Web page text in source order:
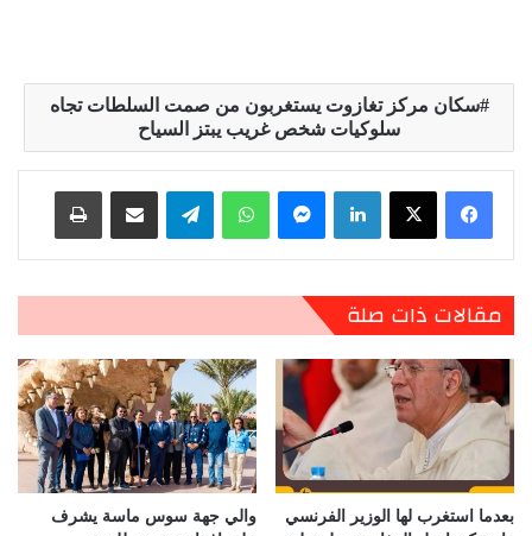
سكان مركز تغازوت يستغربون من صمت السلطات تجاه
سلوكيات شخص غريب يبتز السياح
لينكدإن ماسنجر واتساب تيلقرام مشاركة عبر البريد طباعة
مقالات ذات صلة
بعدما استغرب لها الوزير الفرنسي
والي جهة سوس ماسة يشرف